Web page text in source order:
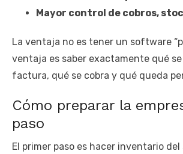
Mayor control de cobros,
La ventaja no es tener un software
ventaja es saber exactamente qué
factura, qué se cobra y qué queda
Cómo preparar la
paso
El primer paso es hacer inventario